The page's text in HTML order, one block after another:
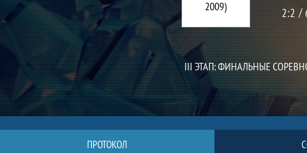
2:2
III ЭТАП: ФИНАЛЬНЫЕ
ПРОТОКОЛ